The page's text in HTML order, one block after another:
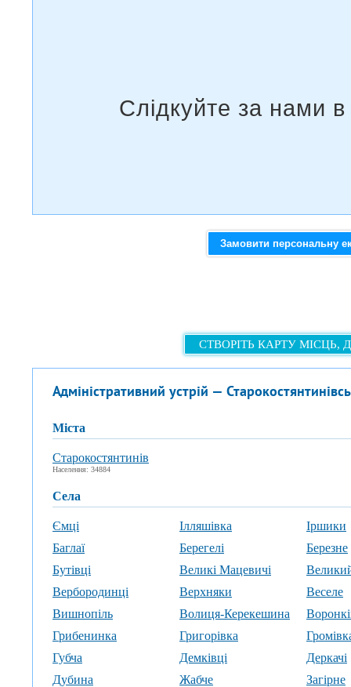
Замовити персональну
СТВОРІТЬ КАРТУ МІСЦЬ,
Адміністративний устрій —
міста
Старокостянтинів
Населення: 34884
села
Ємці Ілляшівка
Іршики
Баглаї
Берегелі
Березне
Бутівці
Великі Мацевичі
Вербородинці
Верхняки
Веселе
Вишнопіль
Волиця-Керекешина
Грибенинка
Григорівка
Губча
Демківці
Деркачі
Дубина
Жабче
Загірне